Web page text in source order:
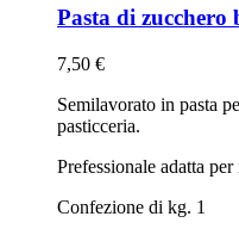
Pasta di zucchero
7,50 €
Semilavorato in pasta
pasticceria.
Prefessionale adatta
Confezione di kg. 1